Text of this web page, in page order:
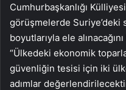
Cumhurbaşkanlığı
görüşmelerde
boyutlarıyla ele
“Ülkedeki ekonomik
güvenliğin tesisi için iki
adımlar